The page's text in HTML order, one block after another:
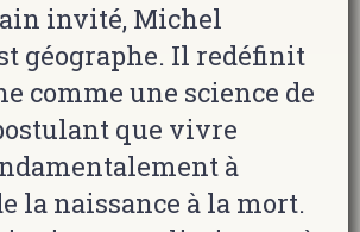
invité, Michel
géographe. Il redéfinit
comme une science de
que vivre
à
la naissance à la mort.